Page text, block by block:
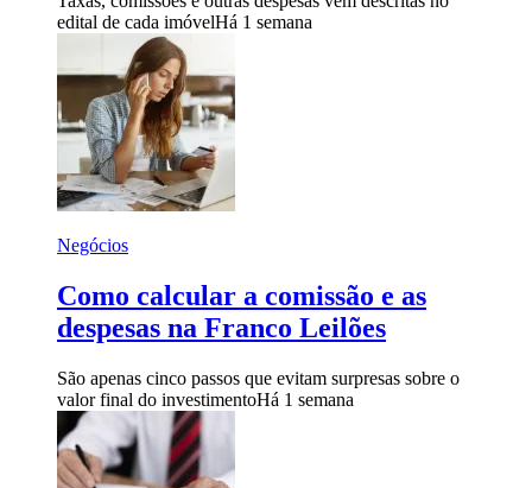
edital de cada imóvelHá 1 semana
Negócios
Como calcular a comissão e as
despesas na Franco Leilões
São apenas cinco passos que evitam surpresas sobre o
valor final do investimentoHá 1 semana